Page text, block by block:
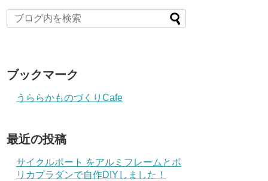
ブックマーク
うららかものづくりCafe
最近の投稿
サイクルポート をアルミフレームとポ
リカプラダンで自作DIYしました！